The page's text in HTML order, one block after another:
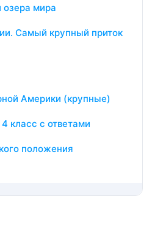
озера мира
Самый крупный приток
Америки (крупные)
класс с ответами
положения